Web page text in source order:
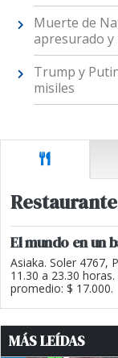
Muerte de
apresurado
Trump y
misiles
El mundo en un
Asiaka. Soler 4767,
11.30 a 23.30
promedio: $ 17.000.
MÁS LEÍDAS